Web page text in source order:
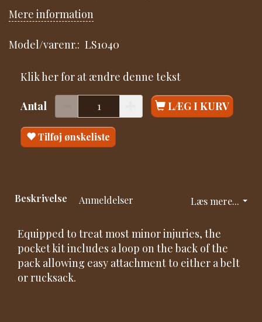
Mere information
Model/varenr.: LS1040
Klik her for at ændre denne tekst
Antal LÆG I KURV
Tilføj ønskeliste
Læs mere...
Beskrivelse Anmeldelser
Equipped to treat most minor injuries, the
pocket kit includes a loop on the back of the
pack allowing easy attachment to either a belt
or rucksack.